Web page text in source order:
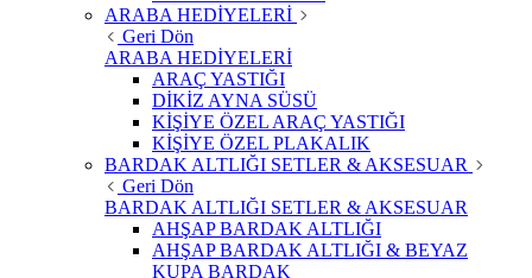
ARABA HEDİYELERİ
Geri Dön
ARABA HEDİYELERİ
ARAÇ YASTIĞI
DİKİZ AYNA SÜSÜ
KİŞİYE ÖZEL ARAÇ YASTIĞI
KİŞİYE ÖZEL PLAKALIK
BARDAK ALTLIĞI SETLER & AKSESUAR
Geri Dön
BARDAK ALTLIĞI SETLER & AKSESUAR
AHŞAP BARDAK ALTLIĞI
AHŞAP BARDAK ALTLIĞI & BEYAZ
KUPA BARDAK